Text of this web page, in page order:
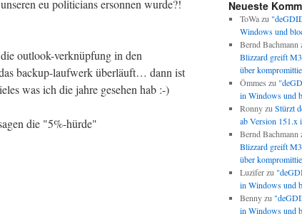
eu politicians ersonnen wurde?!
outlook-verknüpfung in den
backup-laufwerk überläuft… dann ist
was ich die jahre gesehen hab :-)
die "5%-hürde"
Neueste
ToWazu
Windows und
Bernd Bachmann
Blizzard greift
über
Ömmes zu
in Windows und
Ronnyzu Stürzt
ab Version 151.x
Bernd Bachmann
Blizzard greift
über
Luziferzu
in Windows und
Bennyzu
in Windows und